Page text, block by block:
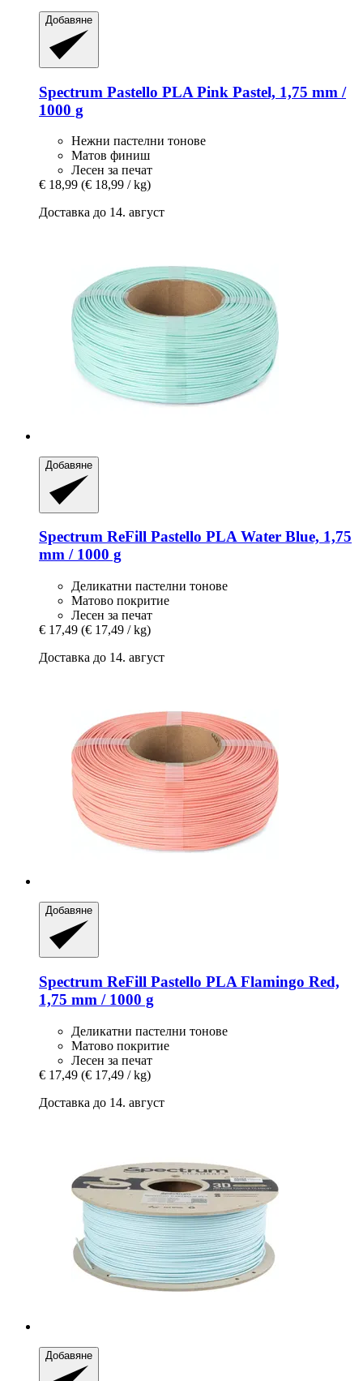
Добавяне
Spectrum Pastello PLA Pink Pastel, 1,75 mm /
1000 g
Нежни пастелни тонове
Матов финиш
Лесен за печат
€ 18,99 (€ 18,99 / kg)
Доставка до 14. август
Добавяне
Spectrum ReFill Pastello PLA Water Blue, 1,75
mm / 1000 g
Деликатни пастелни тонове
Матово покритие
Лесен за печат
€ 17,49 (€ 17,49 / kg)
Доставка до 14. август
Добавяне
Spectrum ReFill Pastello PLA Flamingo Red,
1,75 mm / 1000 g
Деликатни пастелни тонове
Матово покритие
Лесен за печат
€ 17,49 (€ 17,49 / kg)
Доставка до 14. август
Добавяне